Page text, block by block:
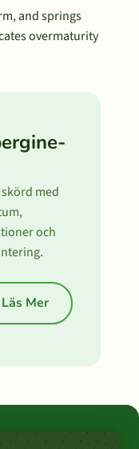
and springs
overmaturity
med
och
Läs Mer